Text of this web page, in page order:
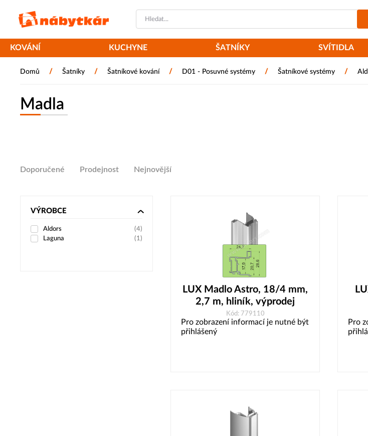
KOVÁNÍ KUCHYNE ŠATNÍKY SVÍTIDLA
Domů / Šatníky / Šatníkové kování / D01 - Posuvné systémy / Šatníkové systémy /
Madla
Doporučené Prodejnost Nejnovější
VÝROBCE
Aldors (4)
Laguna
(1)
LUX Madlo Astro, 18/4 mm,
2,7 m, hliník, výprodej
Kód: 779110
Pro zobrazení informací je nutné být
přihlášený
Pro